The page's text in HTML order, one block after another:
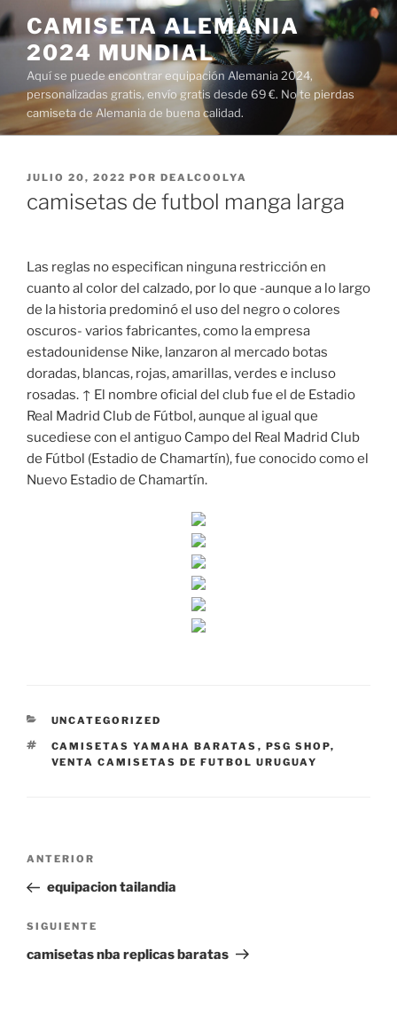
Saltar
al
contenido
CAMISETA ALEMANIA
2024 MUNDIAL
Aquí se puede encontrar equipación Alemania 2024,
personalizadas gratis, envío gratis desde 69 €. No te pierdas
camiseta de Alemania de buena calidad.
PUBLICADO
JULIO 20, 2022 POR DEALCOOLYA
camisetas de futbol manga larga
Las reglas no especifican ninguna restricción en
cuanto al color del calzado, por lo que -aunque a lo largo
de la historia predominó el uso del negro o colores
oscuros- varios fabricantes, como la empresa
estadounidense Nike, lanzaron al mercado botas
doradas, blancas, rojas, amarillas, verdes e incluso
rosadas. ↑ El nombre oficial del club fue el de Estadio
Real Madrid Club de Fútbol, aunque al igual que
sucediese con el antiguo Campo del Real Madrid Club
de Fútbol (Estadio de Chamartín), fue conocido como el
Nuevo Estadio de Chamartín.
CATEGORÍAS
UNCATEGORIZED
ETIQUETAS
CAMISETAS YAMAHA BARATAS , PSG SHOP,
VENTA CAMISETAS DE FUTBOL URUGUAY
Navegación
entradas
Entrada
anterior:
ANTERIOR
equipacion tailandia
Siguiente
entrada
SIGUIENTE
camisetas nba replicas baratas